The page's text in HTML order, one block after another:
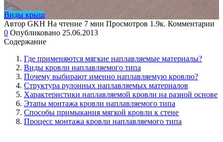
Виды крыш
Автор GKH На чтение 7 мин Просмотров 1.9к. Комментарии
0 Опубликовано 25.06.2013
Содержание
Где применяются мягкие наплавляемые материалы?
Виды кровли наплавляемого типа
Почему выбирают именно наплавляемую кровлю?
Структура рулонных наплавляемых материалов
Характеристики наплавляемой кровли на разной основе
Этапы монтажа кровли наплавляемого типа
Способы примыкания мягкой кровли к стене
Процесс монтажа кровли наплавляемого типа